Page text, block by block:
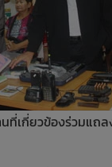
ที่เกี่ยวข้องร่วมแถล